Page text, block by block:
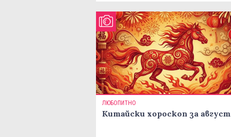
ЛЮБОПИТНО
Китайски хороскоп за август